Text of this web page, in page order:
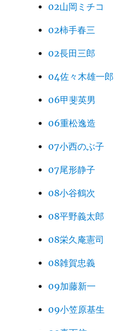
02山岡ミチコ
02柿手春三
02長田三郎
04佐々木雄一郎
06甲斐英男
06重松逸造
07小西のぶ子
07尾形静子
08小谷鶴次
08平野義太郎
08栄久庵憲司
08雑賀忠義
09加藤新一
09小笠原基生